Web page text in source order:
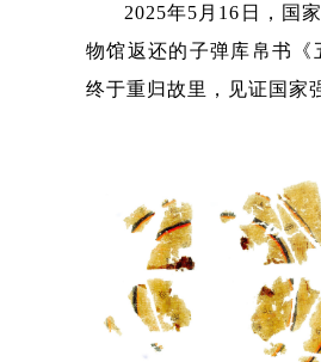
2025年5月16日，国
物馆返还的子弹库帛书
终于重归故里，见证国家